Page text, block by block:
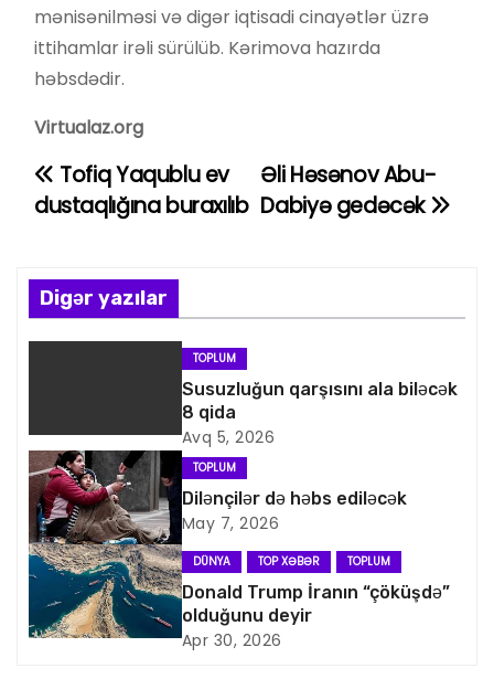
mənisənilməsi və digər iqtisadi cinayətlər üzrə
ittihamlar irəli sürülüb. Kərimova hazırda
həbsdədir.
Virtualaz.org
Y
z
ı
v
i
q
a
s
Əli Həsənov Abu-
Dabiyə gedəcək
Tofiq Yaqublu ev
dustaqlığına buraxılıb
Digər yazılar
TOPLUM
Susuzluğun qarşısını ala biləcək
8 qida
Avq 5, 2026
TOPLUM
Dilənçilər də həbs ediləcək
May 7, 2026
DÜNYA TOP XƏBƏR TOPLUM
Donald Trump İranın “çöküşdə”
olduğunu deyir
Apr 30, 2026